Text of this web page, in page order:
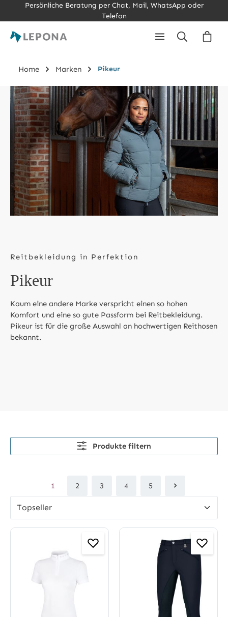
Zum Hauptinhalt springen
Persönliche Beratung per Chat, Mail, WhatsApp oder
Telefon
Home Marken Pikeur
Reitbekleidung in Perfektion
Pikeur
Kaum eine andere Marke verspricht einen so hohen
Komfort und eine so gute Passform bei Reitbekleidung.
Pikeur ist für die große Auswahl an hochwertigen Reithosen
bekannt.
Produkte filtern
Seite
1
Seite
2
Seite
3
Seite
4
Seite
5